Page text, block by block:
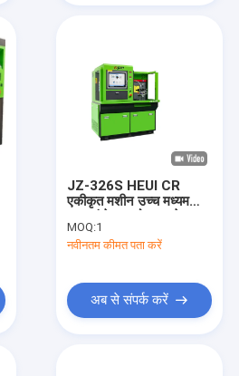
JZ-326S HEUI CR
एकीकृत मशीन उच्च मध्यम
संचालन परीक्षण बेंच
MOQ:1
नवीनतम कीमत पता करें
अब से संपर्क करें